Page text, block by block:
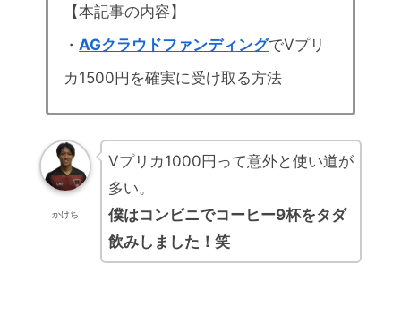
【本記事の内容】
・ AGクラウドファンディングでVプリ
カ1500円を確実に受け取る方法
かけち
Vプリカ1000円って意外と使い道が
多い。
僕はコンビニでコーヒー9杯をタダ
飲みしました！笑